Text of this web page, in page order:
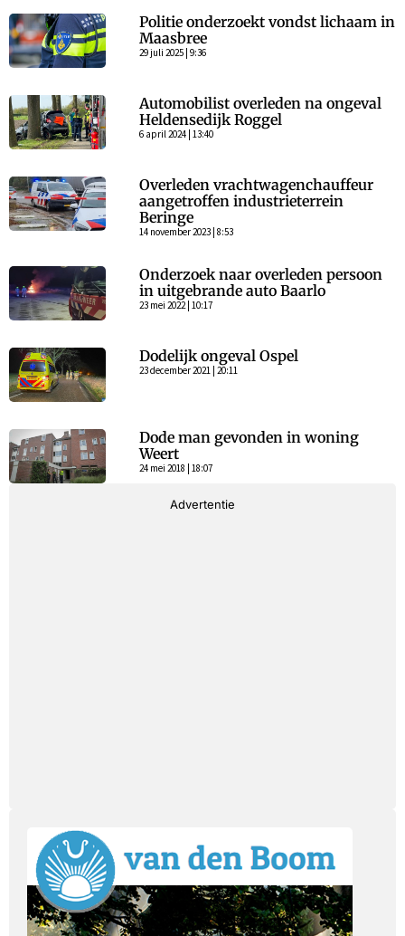
Politie onderzoekt vondst lichaam in
Maasbree
29 juli 2025 | 9:36
Automobilist overleden na ongeval
Heldensedijk Roggel
6 april 2024 | 13:40
Overleden vrachtwagenchauffeur
aangetroffen industrieterrein
Beringe
14 november 2023 | 8:53
Onderzoek naar overleden persoon
in uitgebrande auto Baarlo
23 mei 2022 | 10:17
Dodelijk ongeval Ospel
23 december 2021 | 20:11
Dode man gevonden in woning
Weert
24 mei 2018 | 18:07
Advertentie